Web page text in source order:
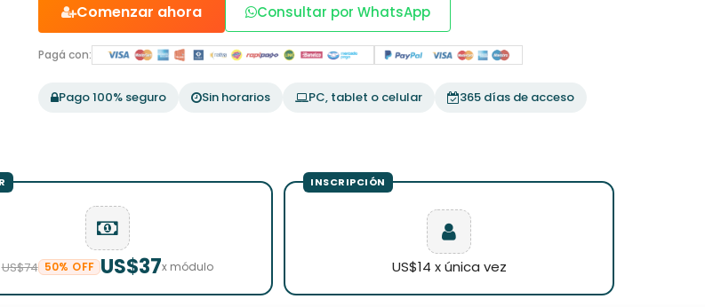
Comenzar ahora Consultar por WhatsApp
Pagá con:
Pago 100% seguro Sin horarios PC, tablet o celular 365 días de acceso
US$74 50% OFF US$37x módulo US$14 x única vez